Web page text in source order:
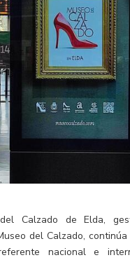
Calzado de Elda,
del Calzado,
nacional e